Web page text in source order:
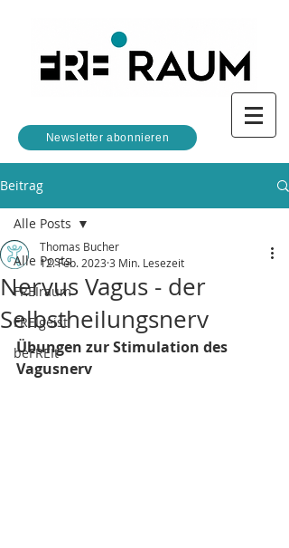
Newsletter abonnieren
Beitrag
Alle Posts
FREIraum
FREIgeist
beFREIt
Alle Posts
Nervus Vagus - der
Selbstheilungsnerv
Thomas Bucher
12. Feb. 2023 3 Min. Lesezeit
Übungen zur Stimulation des
Vagusnerv